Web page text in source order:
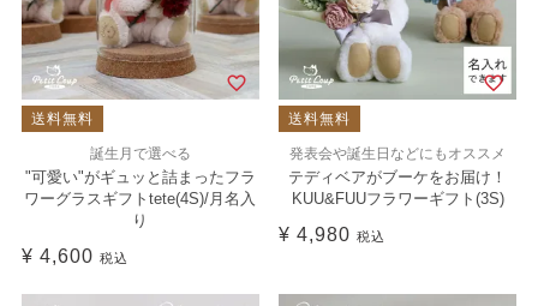
送料無料
誕生月で選べる
"可愛い"がギュッと詰まったフラ
ワーグラスギフトtete(4S)/月名入
り
¥ 4,600 税込
送料無料
発表会や誕生日などにもオススメ
テディベアがブーケをお届け！
KUU&FUUフラワーギフト(3S)
¥ 4,980 税込